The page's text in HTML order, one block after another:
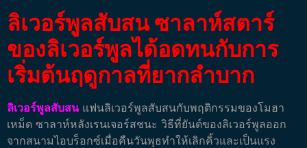
ลิเวอร์พูลสับสน ซาลาห์สตาร์
ของลิเวอร์พูลได้อดทนกับการ
เริ่มต้นฤดูกาลที่ยากลำบาก
ลิเวอร์พูลสับสนแฟนลิเวอร์พูลสับสนกับพฤติกรรมของโมฮา
เหม็ด ซาลาห์หลังเรนเจอร์สชนะ วิธีที่ยันต์ของลิเวอร์พูลออก
จากสนามไอบร็อกซ์เมื่อคืนวันพุธทำให้เลิกคิ้วและเป็นแรง